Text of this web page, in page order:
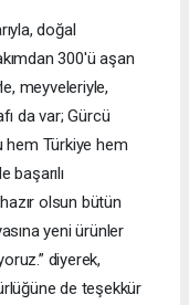
doğal
300'ü aşan
meyveleriyle,
da var; Gürcü
hem Türkiye hem
başarılı
olsun bütün
yeni ürünler
diyerek,
de teşekkür